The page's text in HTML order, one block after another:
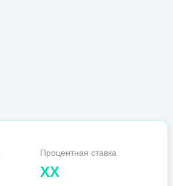
Процентная ставка
XX